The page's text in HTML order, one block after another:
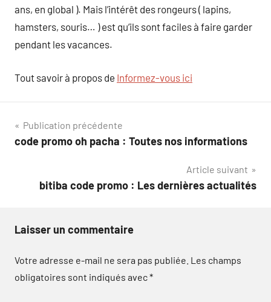
ans, en global ). Mais l’intérêt des rongeurs ( lapins,
hamsters, souris… ) est qu’ils sont faciles à faire garder
pendant les vacances.
Tout savoir à propos de Informez-vous ici
Navigation
de
Publication précédente
code promo oh pacha : Toutes nos informations
Article suivant
bitiba code promo : Les dernières actualités
Laisser un commentaire
Votre adresse e-mail ne sera pas publiée. Les champs
obligatoires sont indiqués avec*